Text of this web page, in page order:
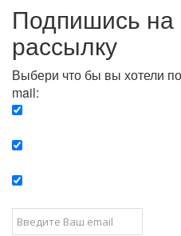
Подпишись на
рассылку
Выбери что бы вы хотели
mail: